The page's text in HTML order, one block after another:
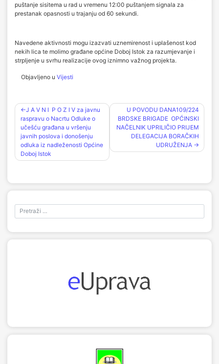
puštanje sisitema u rad u vremenu 12:00 puštanjem signala za
prestanak opasnosti u trajanju od 60 sekundi.
Navedene aktivnosti mogu izazvati uznemirenost i uplašenost kod
nekih lica te molimo građane općine Doboj Istok za razumjevanje i
strpljenje u svrhu realizacije ovog iznimno važnog projekta.
Objavljeno u Vijesti
Navigacija
članaka
J A V N I P O Z I V za javnu
raspravu o Nacrtu Odluke o
učešću građana u vršenju
javnih poslova i donošenju
odluka iz nadleženosti Općine
Doboj Istok
U POVODU DANA109/224
BRDSKE BRIGADE OPĆINSKI
NAČELNIK UPRILIČIO PRIJEM
DELEGACIJA BORAČKIH
UDRUŽENJA